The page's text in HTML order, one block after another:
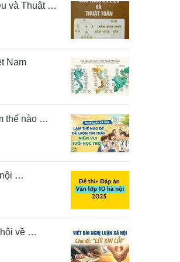
và Thuật …
Nam
thế nào …
…
về …